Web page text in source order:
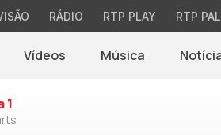
RÁDIO RTP PLAY RTP
Vídeos Música
1